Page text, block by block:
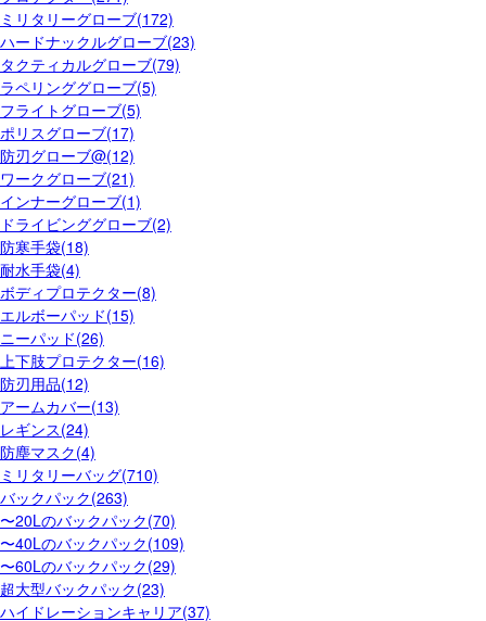
ミリタリーグローブ(172)
ハードナックルグローブ(23)
タクティカルグローブ(79)
ラペリンググローブ(5)
フライトグローブ(5)
ポリスグローブ(17)
防刃グローブ@(12)
ワークグローブ(21)
インナーグローブ(1)
ドライビンググローブ(2)
防寒手袋(18)
耐水手袋(4)
ボディプロテクター(8)
エルボーパッド(15)
ニーパッド(26)
上下肢プロテクター(16)
防刃用品(12)
アームカバー(13)
レギンス(24)
防塵マスク(4)
ミリタリーバッグ(710)
バックパック(263)
〜20Lのバックパック(70)
〜40Lのバックパック(109)
〜60Lのバックパック(29)
超大型バックパック(23)
ハイドレーションキャリア(37)